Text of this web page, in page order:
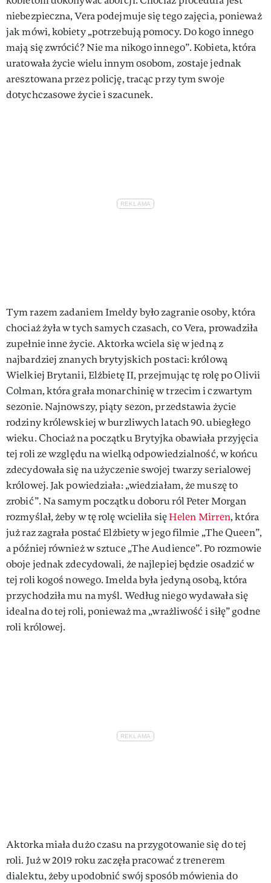
niebezpieczna, Vera podejmuje się tego zajęcia, ponieważ
jak mówi, kobiety „potrzebują pomocy. Do kogo innego
mają się zwrócić? Nie ma nikogo innego”. Kobieta, która
uratowała życie wielu innym osobom, zostaje jednak
aresztowana przez policję, tracąc przy tym swoje
dotychczasowe życie i szacunek.
Tym razem zadaniem Imeldy było zagranie osoby, która
chociaż żyła w tych samych czasach, co Vera, prowadziła
zupełnie inne życie. Aktorka wciela się w jedną z
najbardziej znanych brytyjskich postaci: królową
Wielkiej Brytanii, Elżbietę II, przejmując tę rolę po Olivii
Colman, która grała monarchinię w trzecim i czwartym
sezonie. Najnowszy, piąty sezon, przedstawia życie
rodziny królewskiej w burzliwych latach 90. ubiegłego
wieku. Chociaż na początku Brytyjka obawiała przyjęcia
tej roli ze względu na wielką odpowiedzialność, w końcu
zdecydowała się na użyczenie swojej twarzy serialowej
królowej. Jak powiedziała: „wiedziałam, że muszę to
zrobić”. Na samym początku doboru ról Peter Morgan
rozmyślał, żeby w tę rolę wcieliła sięHelen Mirren, która
już raz zagrała postać Elżbiety w jego filmie „The Queen”,
a później również w sztuce „The Audience”. Po rozmowie
oboje jednak zdecydowali, że najlepiej będzie osadzić w
tej roli kogoś nowego. Imelda była jedyną osobą, która
przychodziła mu na myśl. Według niego wydawała się
idealna do tej roli, ponieważ ma „wrażliwość i siłę” godne
roli królowej.
Aktorka miała dużo czasu na przygotowanie się do tej
roli. Już w 2019 roku zaczęła pracować z trenerem
dialektu, żeby upodobnić swój sposób mówienia do